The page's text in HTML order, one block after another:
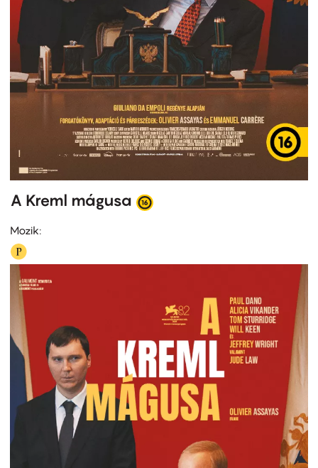
A Kreml mágusa
Mozik: